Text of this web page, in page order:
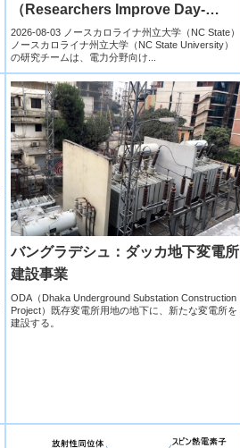
（Researchers Improve Day-
Ahead Solar Forecasting for
Energy Sector by Up To 13%）
2026-08-03 ノースカロライナ州立大学（NC State）
ノースカロライナ州立大学（NC State University）
の研究チームは、電力分野向け...
バングラデシュ：ダッカ地下変電所
建設事業
ODA（Dhaka Underground Substation Construction
Project）既存変電所用地の地下に、新たな変電所を
建設する。